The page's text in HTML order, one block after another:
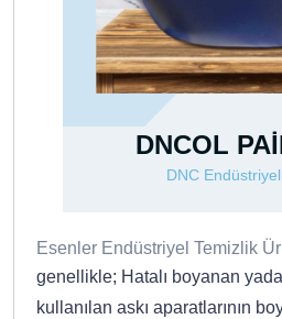
Araba
DNC
Esenler Endüstriyel Temizlik
genellikle; Hatalı boyanan
kullanılan askı aparatlarının